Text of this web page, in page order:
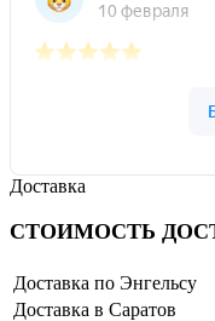
Доставка
СТОИМОСТЬ
Доставка по Энгельсу
Доставка в Саратов